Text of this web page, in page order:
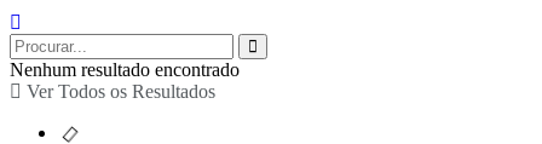
Nenhum resultado encontrado
Ver Todos os Resultados